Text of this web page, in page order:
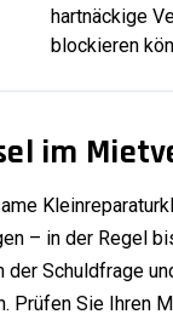
hartnäckige
blockieren
im
– in der Regel
der Schuldfrage
Prüfen Sie Ihren